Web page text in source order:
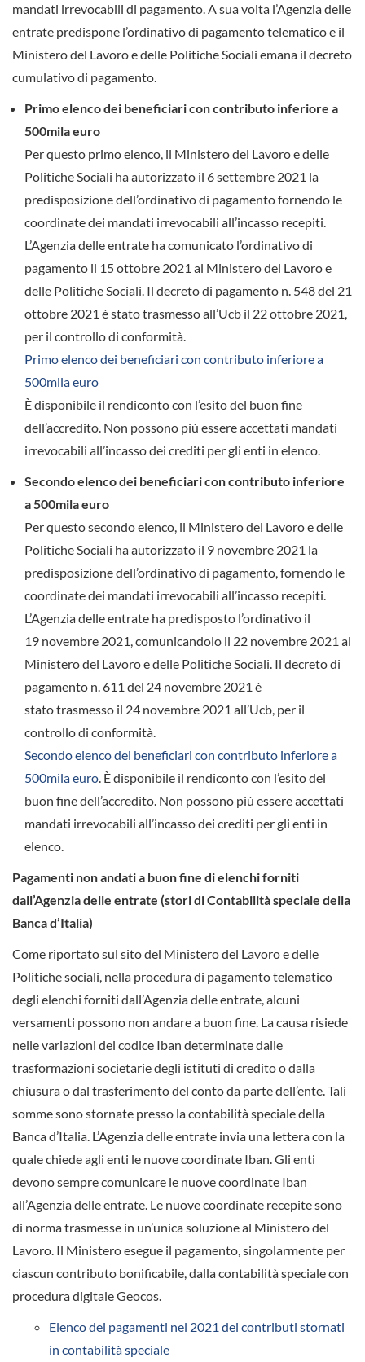
mandati irrevocabili di pagamento. A sua volta l’Agenzia delle
entrate predispone l’ordinativo di pagamento telematico e il
Ministero del Lavoro e delle Politiche Sociali emana il decreto
cumulativo di pagamento.
Primo elenco dei beneficiari con contributo inferiore a
500mila euro
Per questo primo elenco, il Ministero del Lavoro e delle
Politiche Sociali ha autorizzato il 6 settembre 2021 la
predisposizione dell’ordinativo di pagamento fornendo le
coordinate dei mandati irrevocabili all’incasso recepiti.
L’Agenzia delle entrate ha comunicato l’ordinativo di
pagamento il 15 ottobre 2021 al Ministero del Lavoro e
delle Politiche Sociali. Il decreto di pagamento n. 548 del 21
ottobre 2021 è stato trasmesso all’Ucb il 22 ottobre 2021,
per il controllo di conformità.
Primo elenco dei beneficiari con contributo inferiore a
500mila euro
È disponibile il rendiconto con l’esito del buon fine
dell’accredito. Non possono più essere accettati mandati
irrevocabili all’incasso dei crediti per gli enti in elenco.
Secondo elenco dei beneficiari con contributo inferiore
a 500mila euro
Per questo secondo elenco, il Ministero del Lavoro e delle
Politiche Sociali ha autorizzato il 9 novembre 2021 la
predisposizione dell’ordinativo di pagamento, fornendo le
coordinate dei mandati irrevocabili all’incasso recepiti.
L’Agenzia delle entrate ha predisposto l’ordinativo il
19 novembre 2021, comunicandolo il 22 novembre 2021 al
Ministero del Lavoro e delle Politiche Sociali. Il decreto di
pagamento n. 611 del 24 novembre 2021 è
stato trasmesso il 24 novembre 2021 all’Ucb, per il
controllo di conformità.
Secondo elenco dei beneficiari con contributo inferiore a
500mila euro. È disponibile il rendiconto con l’esito del
buon fine dell’accredito. Non possono più essere accettati
mandati irrevocabili all’incasso dei crediti per gli enti in
elenco.
Pagamenti non andati a buon fine di elenchi forniti
dall’Agenzia delle entrate (stori di Contabilità speciale della
Banca d’Italia)
Come riportato sul sito del Ministero del Lavoro e delle
Politiche sociali, nella procedura di pagamento telematico
degli elenchi forniti dall’Agenzia delle entrate, alcuni
versamenti possono non andare a buon fine. La causa risiede
nelle variazioni del codice Iban determinate dalle
trasformazioni societarie degli istituti di credito o dalla
chiusura o dal trasferimento del conto da parte dell’ente. Tali
somme sono stornate presso la contabilità speciale della
Banca d’Italia. L’Agenzia delle entrate invia una lettera con la
quale chiede agli enti le nuove coordinate Iban. Gli enti
devono sempre comunicare le nuove coordinate Iban
all’Agenzia delle entrate. Le nuove coordinate recepite sono
di norma trasmesse in un’unica soluzione al Ministero del
Lavoro. Il Ministero esegue il pagamento, singolarmente per
ciascun contributo bonificabile, dalla contabilità speciale con
procedura digitale Geocos.
Elenco dei pagamenti nel 2021 dei contributi stornati
in contabilità speciale